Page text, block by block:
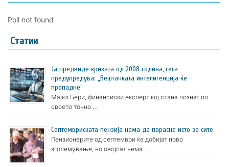
Poll not found
Статии
Ја предвиде кризата од 2008 година, сега
предупредува: „Вештачката интелигенција ќе
пропадне“
Мајкл Бери, финансиски експерт кој стана познат по
своето точно …
Септемвриската пензија нема да порасне исто за сите
Пензионерите од септември ќе добијат ново
зголемување, но овојпат нема …